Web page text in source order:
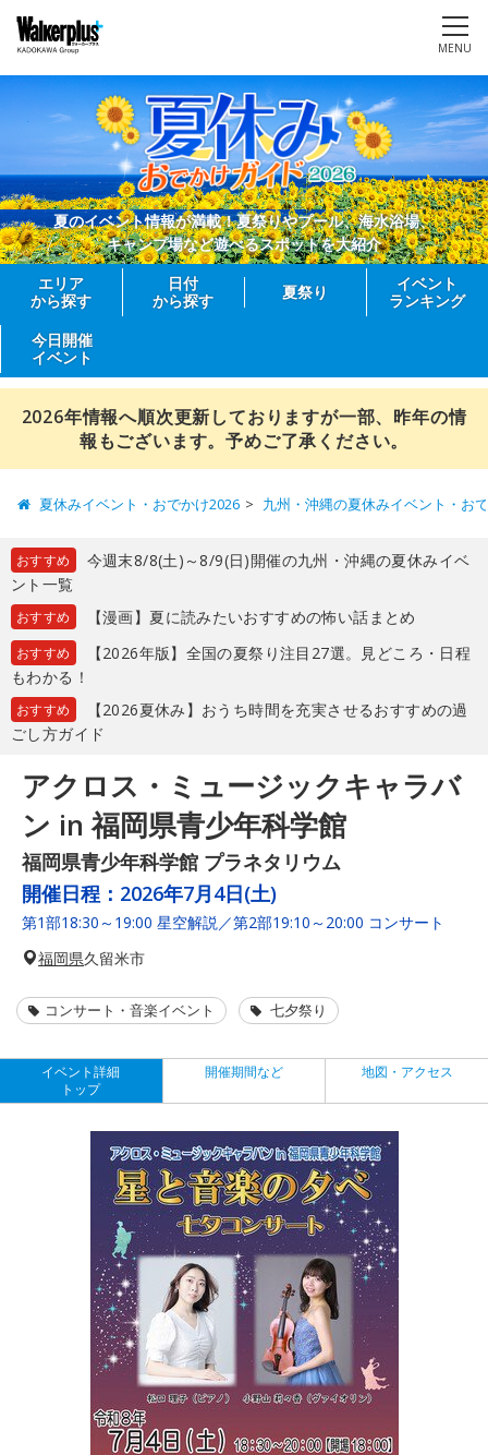
MENU
夏のイベント情報が満載！夏祭りやプール、海水浴場、
キャンプ場など遊べるスポットを大紹介
エリア
から探す
日付
から探す
夏祭り
イベント
ランキング
今日開催
イベント
2026年情報へ順次更新しておりますが一部、昨年の情
報もございます。予めご了承ください。
夏休みイベント・おでかけ2026 九州・沖縄の夏休みイベント・お
おすすめ
今週末8/8(土)～8/9(日)開催の九州・沖縄の夏休みイベ
ント一覧
おすすめ 【漫画】夏に読みたいおすすめの怖い話まとめ
おすすめ
【2026年版】全国の夏祭り注目27選。見どころ・日程
もわかる！
おすすめ
【2026夏休み】おうち時間を充実させるおすすめの過
ごし方ガイド
アクロス・ミュージックキャラバ
ン in 福岡県青少年科学館
福岡県青少年科学館 プラネタリウム
開催日程： 2026年7月4日(土)
第1部18:30～19:00 星空解説／第2部19:10～20:00 コンサート
福岡県久留米市
コンサート・音楽イベント 七夕祭り
イベント詳細
トップ
開催期間など 地図・アクセス